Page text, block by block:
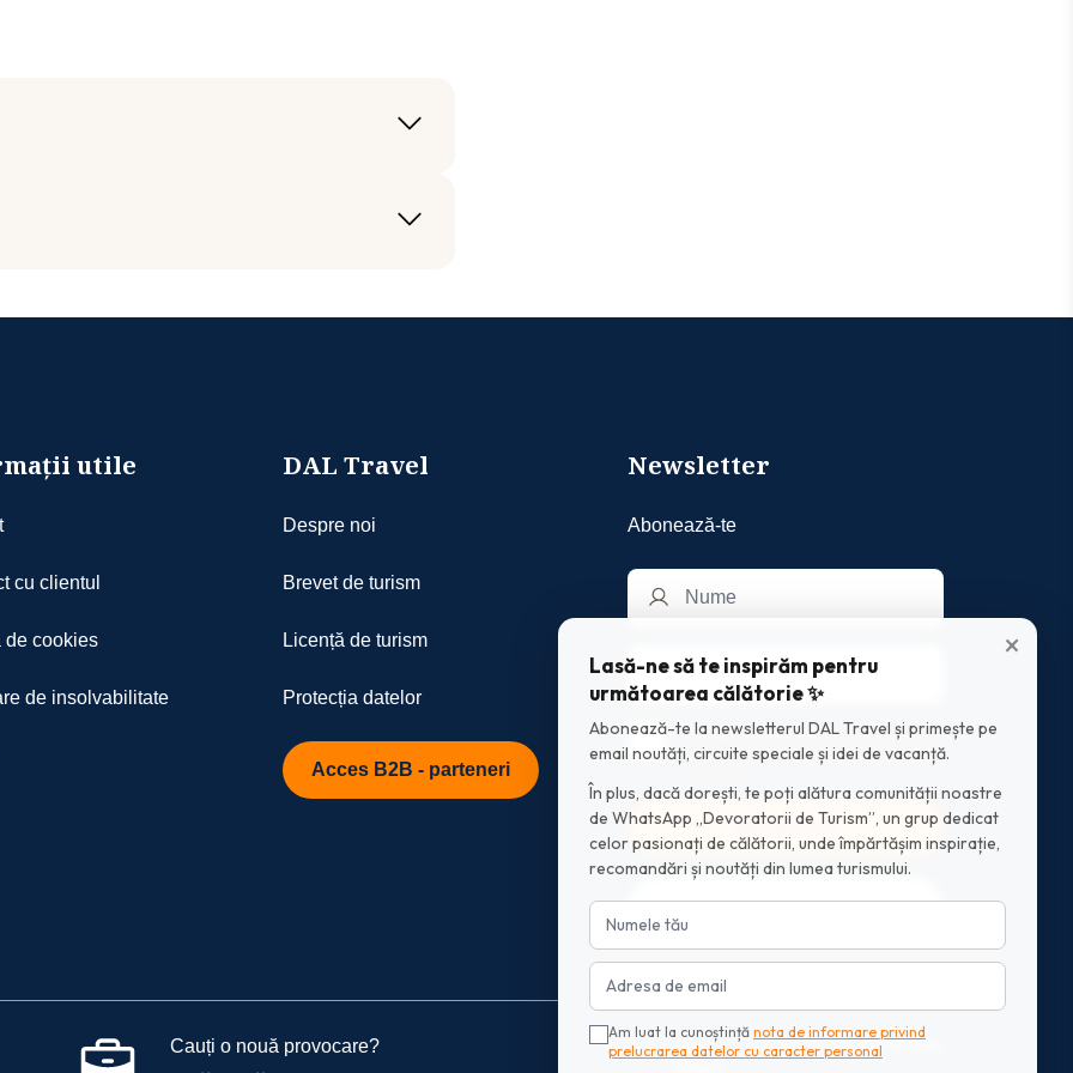
- Bucuresti
de disponibilitatea la data aleasă
- Bucuresti
utile
cu clientul
de cookies
de insolvabilitate
DAL Travel
Despre noi
Brevet de turism
Licență de turism
Protecția datelor
Acces B2B - parteneri
Newsletter
Abonează-te
Am luat la cunostintanota de informare
privind prelucrarea datelor cu caracter
Mă abonez
Intră în grupul WhatsApp
Cauți o nouă provocare? Scrie-ne pe Whatsapp
×
Lasă-ne să te inspirăm pentru
următoarea călătorie ✨
Abonează-te la newsletterul DAL Travel și primește pe
email noutăți, circuite speciale și idei de vacanță.
În plus, dacă dorești, te poți alătura comunității noastre
de WhatsApp „Devoratorii de Turism”, un grup dedicat
celor pasionați de călătorii, unde împărtășim inspirație,
recomandări și noutăți din lumea turismului.
Am luat la cunoștință nota de informare privind
prelucrarea datelor cu caracter personal